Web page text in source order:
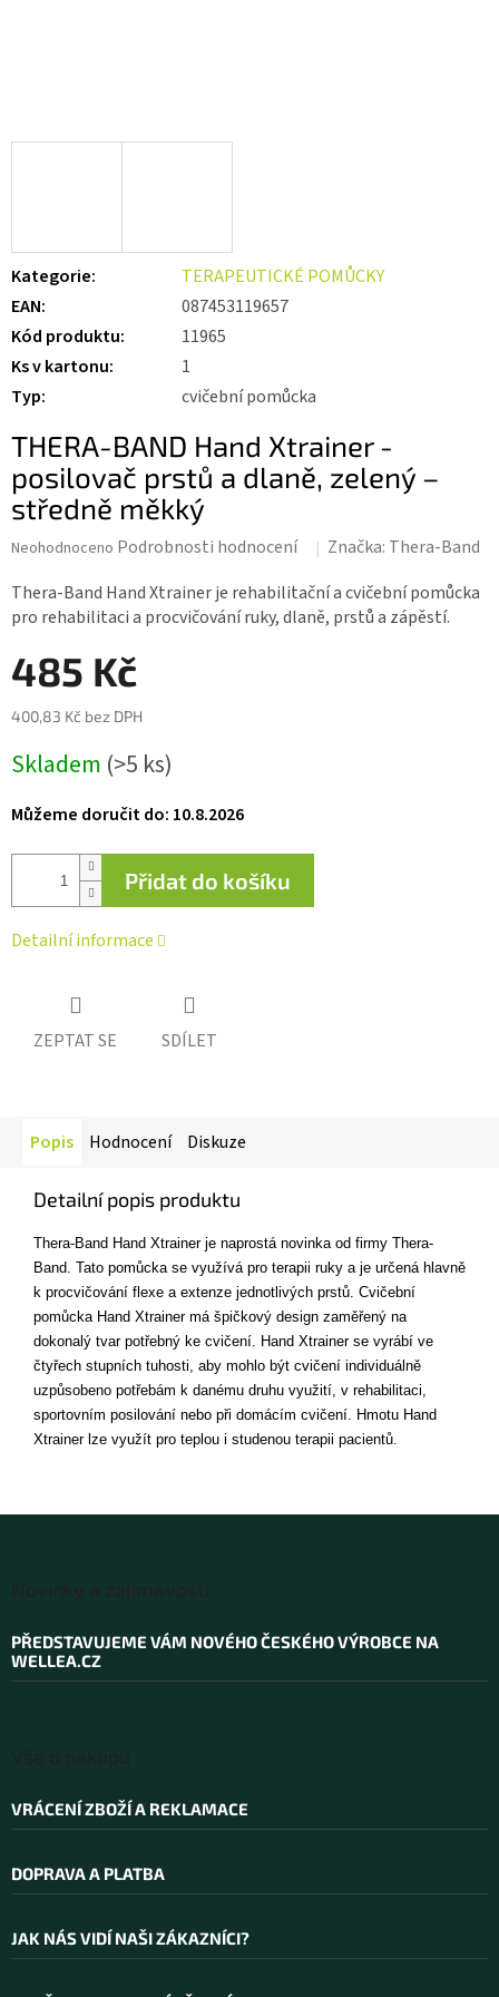
Kategorie:
TERAPEUTICKÉ POMŮCKY
EAN:
087453119657
Kód produktu:
11965
Ks v kartonu:
1
Typ: cvičební pomůcka
THERA-BAND Hand Xtrainer -
posilovač prstů a dlaně, zelený –
středně měkký
Průměrné
produktu
0,0
hvězdiček.
Neohodnoceno Podrobnosti hodnocení Značka: Thera-Band
Thera-Band Hand Xtrainer je rehabilitační a cvičební pomůcka
pro rehabilitaci a procvičování ruky, dlaně, prstů a zápěstí.
485 Kč
400,83 Kč bez DPH
cena:
Skladem (>5 ks)
Můžeme doručit do: 10.8.2026
Přidat do košíku
Detailní informace
ZEPTAT SE SDÍLET
Popis Hodnocení Diskuze
Detailní popis produktu
Thera-Band Hand Xtrainer je naprostá novinka od firmy Thera-
Band. Tato pomůcka se využívá pro terapii ruky a je určená hlavně
k procvičování flexe a extenze jednotlivých prstů. Cvičební
pomůcka Hand Xtrainer má špičkový design zaměřený na
dokonalý tvar potřebný ke cvičení. Hand Xtrainer se vyrábí ve
čtyřech stupních tuhosti, aby mohlo být cvičení individuálně
uzpůsobeno potřebám k danému druhu využití, v rehabilitaci,
sportovním posilování nebo při domácím cvičení. Hmotu Hand
Xtrainer lze využít pro teplou i studenou terapii pacientů.
PŘEDSTAVUJEME VÁM NOVÉHO ČESKÉHO VÝROBCE NA
WELLEA.CZ
VRÁCENÍ ZBOŽÍ A REKLAMACE
DOPRAVA A PLATBA
JAK NÁS VIDÍ NAŠI ZÁKAZNÍCI?